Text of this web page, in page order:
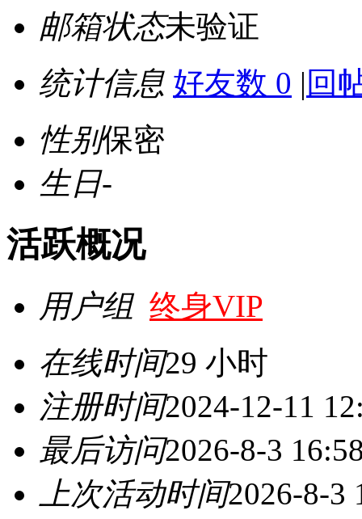
邮箱状态未验证
统计信息 好友数 0 | 回
性别保密
生日-
活跃概况
用户组 终身VIP
在线时间29 小时
注册时间2024-12-11
最后访问2026-8-3
上次活动时间2026-8-3